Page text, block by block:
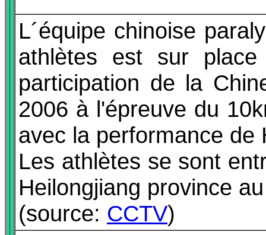
L´équipe chinoise
athlètes est sur
participation de la
2006 à l'épreuve du
avec la performance de
Les athlètes se sont
Heilongjiang province
(source: CCTV)